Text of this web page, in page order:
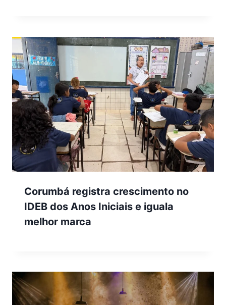
Corumbá registra crescimento no
IDEB dos Anos Iniciais e iguala
melhor marca